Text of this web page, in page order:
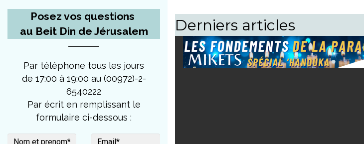
Posez vos questions
au Beit Din de Jérusalem
Par téléphone tous les jours
de 17:00 à 19:00 au (00972)-2-
6540222
Par écrit en remplissant le
formulaire ci-dessous :
Derniers articles